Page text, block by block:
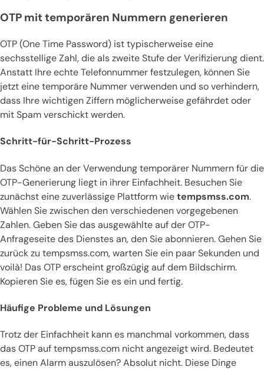
OTP mit temporären Nummern generieren
OTP (One Time Password) ist typischerweise eine
sechsstellige Zahl, die als zweite Stufe der Verifizierung dient.
Anstatt Ihre echte Telefonnummer festzulegen, können Sie
jetzt eine temporäre Nummer verwenden und so verhindern,
dass Ihre wichtigen Ziffern möglicherweise gefährdet oder
mit Spam verschickt werden.
Schritt-für-Schritt-Prozess
Das Schöne an der Verwendung temporärer Nummern für die
OTP-Generierung liegt in ihrer Einfachheit. Besuchen Sie
zunächst eine zuverlässige Plattform wietempsmss.com.
Wählen Sie zwischen den verschiedenen vorgegebenen
Zahlen. Geben Sie das ausgewählte auf der OTP-
Anfrageseite des Dienstes an, den Sie abonnieren. Gehen Sie
zurück zu tempsmss.com, warten Sie ein paar Sekunden und
voilà! Das OTP erscheint großzügig auf dem Bildschirm.
Kopieren Sie es, fügen Sie es ein und fertig.
Häufige Probleme und Lösungen
Trotz der Einfachheit kann es manchmal vorkommen, dass
das OTP auf tempsmss.com nicht angezeigt wird. Bedeutet
es, einen Alarm auszulösen? Absolut nicht. Diese Dinge